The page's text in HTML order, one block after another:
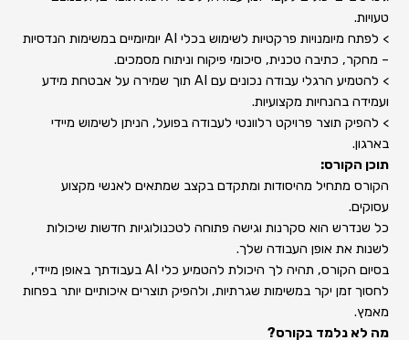
טעויות.
> לפתח מיומנויות פרקטיות לשימוש בכלי AI יומיומיים במשימות הנדסיות
– מחקר, כתיבה טכנית, סיכומי פיקוח וניתוח מסמכים.
> להטמיע הרגלי עבודה נכונים עם AI תוך שמירה על אבטחת מידע
ועמידה בהנחיות מקצועיות.
> להפיק תוצר פרויקט רלוונטי לעבודה בפועל, הניתן לשימוש מיידי
בארגון.
תוכן הקורס:
הקורס מתחיל מהיסודות ומתקדם בקצב שמתאים לאנשי מקצוע
עסוקים.
כל שנדרש הוא סקרנות וגישה פתוחה לטכנולוגיות חדשות שיכולות
לשנות את אופן העבודה שלך.
בסיום הקורס, תהיה לך היכולת להטמיע כלי AI בעבודתך באופן מיידי,
לחסוך זמן יקר במשימות שגרתיות, ולהפיק תוצרים איכותיים יותר בפחות
מאמץ.
מה לא נלמד בקורס?